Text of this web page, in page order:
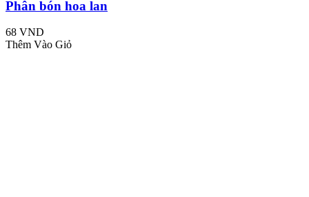
Phân bón hoa lan
68 VND
Thêm Vào Giỏ